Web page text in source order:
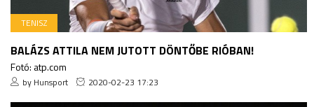
TENISZ
BALÁZS ATTILA NEM JUTOTT DÖNTŐBE RIÓBAN!
Fotó: atp.com
by Hunsport 2020-02-23 17:23